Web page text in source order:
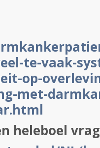
te-vaak-
op-
met-
heleboel